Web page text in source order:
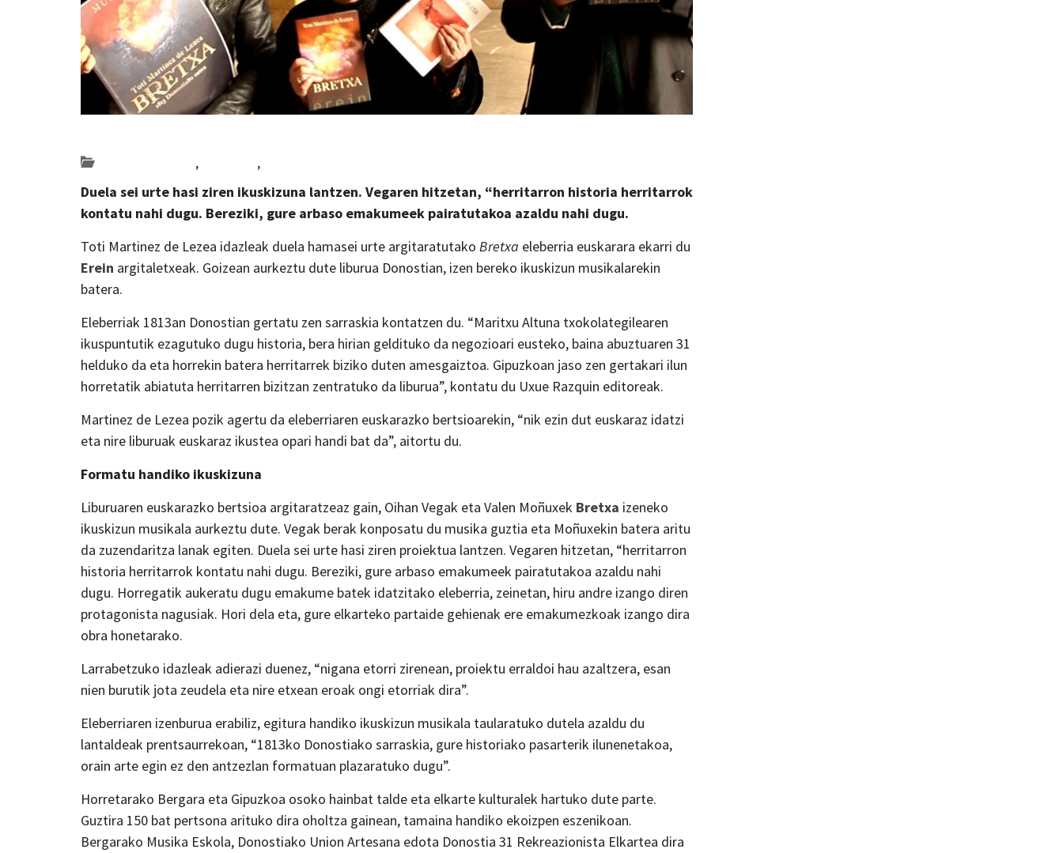
, ,
Duela sei urte hasi ziren ikuskizuna lantzen. Vegaren hitzetan, “herritarron historia herritarrok
kontatu nahi dugu. Bereziki, gure arbaso emakumeek pairatutakoa azaldu nahi dugu.
Toti Martinez de Lezea idazleak duela hamasei urte argitaratutako Bretxa eleberria euskarara ekarri du
Erein argitaletxeak. Goizean aurkeztu dute liburua Donostian, izen bereko ikuskizun musikalarekin
batera.
Eleberriak 1813an Donostian gertatu zen sarraskia kontatzen du. “Maritxu Altuna txokolategilearen
ikuspuntutik ezagutuko dugu historia, bera hirian geldituko da negozioari eusteko, baina abuztuaren 31
helduko da eta horrekin batera herritarrek biziko duten amesgaiztoa. Gipuzkoan jaso zen gertakari ilun
horretatik abiatuta herritarren bizitzan zentratuko da liburua”, kontatu du Uxue Razquin editoreak.
Martinez de Lezea pozik agertu da eleberriaren euskarazko bertsioarekin, “nik ezin dut euskaraz idatzi
eta nire liburuak euskaraz ikustea opari handi bat da”, aitortu du.
Formatu handiko ikuskizuna
Liburuaren euskarazko bertsioa argitaratzeaz gain, Oihan Vegak eta Valen Moñuxek Bretxa izeneko
ikuskizun musikala aurkeztu dute. Vegak berak konposatu du musika guztia eta Moñuxekin batera aritu
da zuzendaritza lanak egiten. Duela sei urte hasi ziren proiektua lantzen. Vegaren hitzetan, “herritarron
historia herritarrok kontatu nahi dugu. Bereziki, gure arbaso emakumeek pairatutakoa azaldu nahi
dugu. Horregatik aukeratu dugu emakume batek idatzitako eleberria, zeinetan, hiru andre izango diren
protagonista nagusiak. Hori dela eta, gure elkarteko partaide gehienak ere emakumezkoak izango dira
obra honetarako.
Larrabetzuko idazleak adierazi duenez, “nigana etorri zirenean, proiektu erraldoi hau azaltzera, esan
nien burutik jota zeudela eta nire etxean eroak ongi etorriak dira”.
Eleberriaren izenburua erabiliz, egitura handiko ikuskizun musikala taularatuko dutela azaldu du
lantaldeak prentsaurrekoan, “1813ko Donostiako sarraskia, gure historiako pasarterik ilunenetakoa,
orain arte egin ez den antzezlan formatuan plazaratuko dugu”.
Horretarako Bergara eta Gipuzkoa osoko hainbat talde eta elkarte kulturalek hartuko dute parte.
Guztira 150 bat pertsona arituko dira oholtza gainean, tamaina handiko ekoizpen eszenikoan.
Bergarako Musika Eskola, Donostiako Union Artesana edota Donostia 31 Rekreazionista Elkartea dira